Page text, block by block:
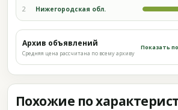
2 Нижегородская обл.
Архив объявлений
Средняя цена рассчитана по всему архиву
Показать
Похожие по